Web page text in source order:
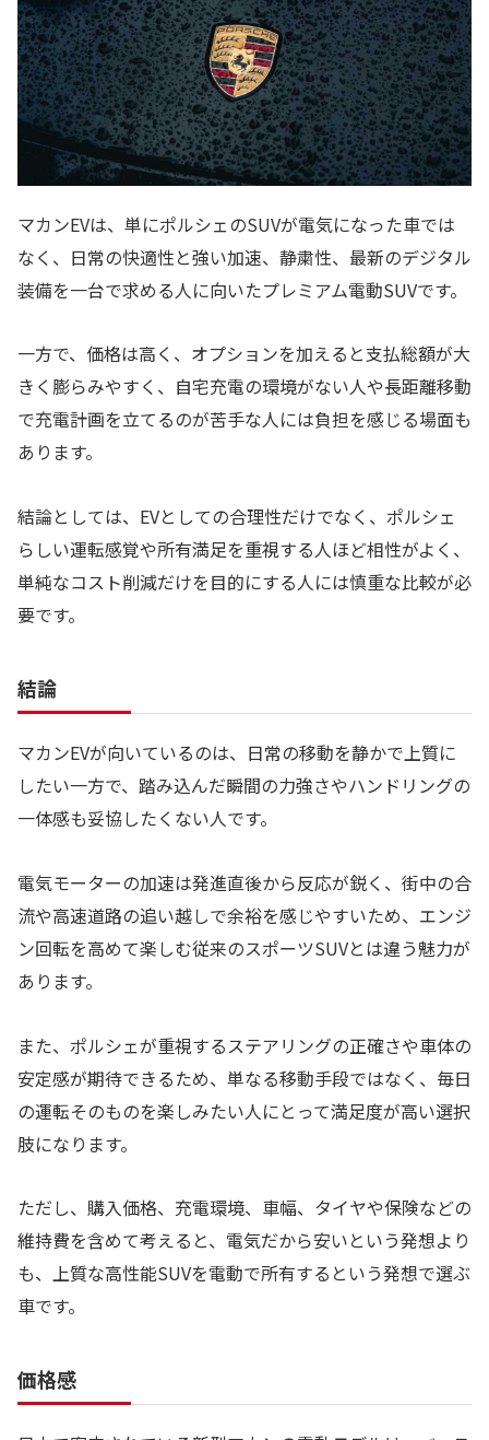
マカンEVは、単にポルシェのSUVが電気になった車では
なく、日常の快適性と強い加速、静粛性、最新のデジタル
装備を一台で求める人に向いたプレミアム電動SUVです。
一方で、価格は高く、オプションを加えると支払総額が大
きく膨らみやすく、自宅充電の環境がない人や長距離移動
で充電計画を立てるのが苦手な人には負担を感じる場面も
あります。
結論としては、EVとしての合理性だけでなく、ポルシェ
らしい運転感覚や所有満足を重視する人ほど相性がよく、
単純なコスト削減だけを目的にする人には慎重な比較が必
要です。
結論
マカンEVが向いているのは、日常の移動を静かで上質に
したい一方で、踏み込んだ瞬間の力強さやハンドリングの
一体感も妥協したくない人です。
電気モーターの加速は発進直後から反応が鋭く、街中の合
流や高速道路の追い越しで余裕を感じやすいため、エンジ
ン回転を高めて楽しむ従来のスポーツSUVとは違う魅力が
あります。
また、ポルシェが重視するステアリングの正確さや車体の
安定感が期待できるため、単なる移動手段ではなく、毎日
の運転そのものを楽しみたい人にとって満足度が高い選択
肢になります。
ただし、購入価格、充電環境、車幅、タイヤや保険などの
維持費を含めて考えると、電気だから安いという発想より
も、上質な高性能SUVを電動で所有するという発想で選ぶ
車です。
価格感